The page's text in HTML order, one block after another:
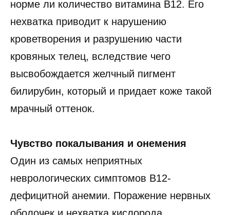
норме ли количество витамина B12. Его
нехватка приводит к нарушению
кроветворения и разрушению части
кровяных телец, вследствие чего
высвобождается желчный пигмент
билирубин, который и придает коже такой
мрачный оттенок.
Чувство покалывания и онемения
Один из самых неприятных
неврологических симптомов B12-
дефицитной анемии. Поражение нервных